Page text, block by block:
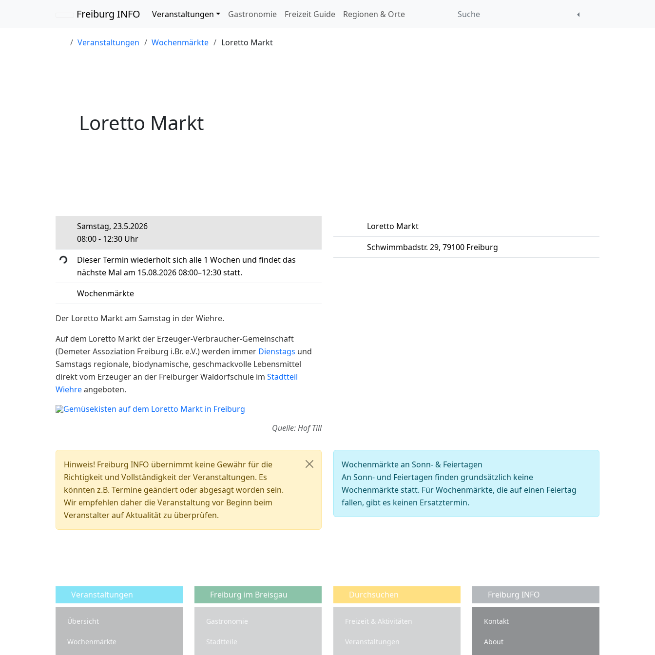
Freiburg INFO Navigation überspringen
Veranstaltungen Gastronomie Freizeit Guide Regionen & Orte Suche
Veranstaltungen Wochenmärkte Loretto Markt
Loretto Markt
Samstag, 23.5.2026
08:00 - 12:30 Uhr
Loading...
Dieser Termin wiederholt sich alle 1 Wochen und findet das
nächste Mal am 15.08.2026 08:00–12:30statt.
Wochenmärkte
Der Loretto Markt am Samstag in der Wiehre.
Auf dem Loretto Markt der Erzeuger-Verbraucher-Gemeinschaft
(Demeter Assoziation Freiburg i.Br. e.V.) werden immer Dienstags und
Samstags regionale, biodynamische, geschmackvolle Lebensmittel
direkt vom Erzeuger an der Freiburger Waldorfschule im Stadtteil
Wiehreangeboten.
Quelle: Hof Till
Loretto Markt
Schwimmbadstr. 29, 79100 Freiburg
Hinweis! Freiburg INFO übernimmt keine Gewähr für die
Richtigkeit und Vollständigkeit der Veranstaltungen. Es
könnten z.B. Termine geändert oder abgesagt worden sein.
Wir empfehlen daher die Veranstaltung vor Beginn beim
Veranstalter auf Aktualität zu überprüfen.
Wochenmärkte an Sonn- & Feiertagen
An Sonn- und Feiertagen finden grundsätzlich keine
Wochenmärkte statt. Für Wochenmärkte, die auf einen Feiertag
fallen, gibt es keinen Ersatztermin.
Veranstaltungen
Übersicht
Wochenmärkte
Freiburg im Breisgau
Gastronomie
Stadtteile
Durchsuchen
Freizeit & Aktivitäten
Veranstaltungen
Freiburg INFO
Kontakt
About